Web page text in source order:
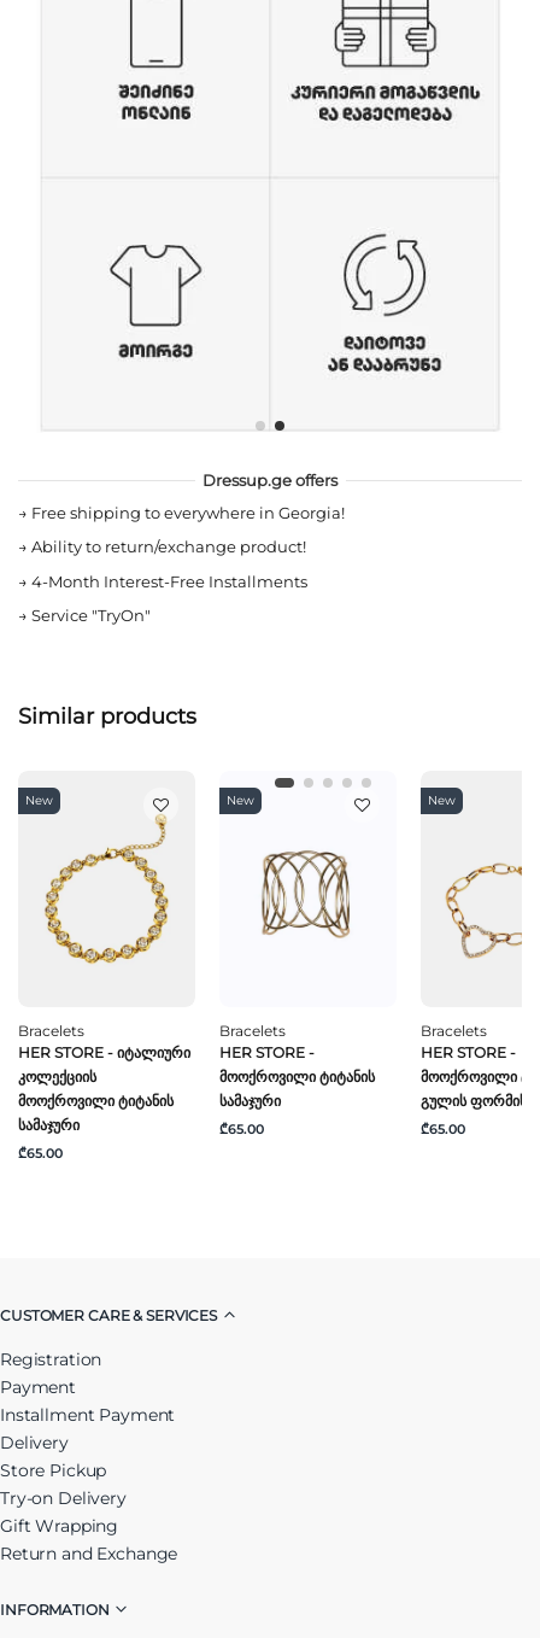
Dressup.ge offers
→ Free shipping to everywhere in Georgia!
→ Ability to return/exchange product!
→ 4-Month Interest-Free Installments
→ Service "TryOn"
Similar products
New
Bracelets
HER STORE - Იტალიური
Კოლექციის
Მოოქროვილი Ტიტანის
Სამაჯური
₾65.00
New
Bracelets
HER STORE -
Მოოქროვილი Ტიტანის
Სამაჯური
₾65.00
New
Bracelets
HER STORE -
Მოოქროვილი
Გულის Ფორმის
₾65.00
CUSTOMER CARE & SERVICES
Registration
Payment
Installment Payment
Delivery
Store Pickup
Try-on Delivery
Gift Wrapping
Return and Exchange
INFORMATION